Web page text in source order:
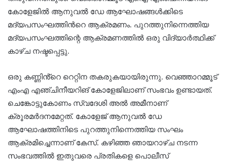
കോളേജിൽ ആനുവൽ ഡേ ആഘോഷങ്ങൾക്കിടെ
മദ്യപസംഘത്തിന്‍റെ ആക്രമണം. പുറത്തുനിന്നെത്തിയ
മദ്യപസംഘത്തിന്റെ ആക്രമണത്തിൽ ഒരു വിദ്യാർത്ഥിക്ക്
കാഴ്ച നഷ്ടപ്പെട്ടു.
ഒരു കണ്ണിൻ്റെ റെറ്റിന തകരുകയായിരുന്നു. വെഞ്ഞാറമ്മൂട്
എംഎ എഞ്ചിനീയറിങ് കോളേജിലാണ് സംഭവം ഉണ്ടായത്.
ചെങ്കോട്ടുകോണം സ്വദേശി അൽ അമീനാണ്
ക്രൂരമർദനമേറ്റത്. കോളേജ് ആനുവൽ ഡേ
ആഘോഷത്തിനിടെ പുറത്തുനിന്നെത്തിയ സംഘം
ആക്രമിച്ചെന്നാണ് കേസ്. കഴിഞ്ഞ ഞായറാഴ്ച നടന്ന
സംഭവത്തിൽ ഇതുവരെ പ്രതികളെ പൊലീസ്